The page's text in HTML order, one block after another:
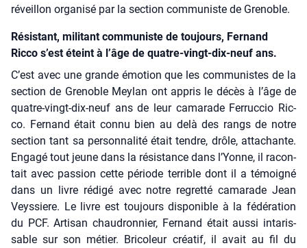
réveillon organisé par la section communiste de Grenoble.
Résistant, militant communiste de toujours, Fernand
Ricco s’est éteint à l’âge de quatre-vingt-dix-neuf ans.
C’est avec une grande émo­tion que les com­mu­nistes de la
sec­tion de Gre­noble Mey­lan ont appris le décès à l’âge de
quatre-vingt-dix-neuf ans de leur cama­rade Fer­ruc­cio Ric­
co. Fer­nand était connu bien au delà des rangs de notre
sec­tion tant sa per­son­na­li­té était tendre, drôle, atta­chante.
Enga­gé tout jeune dans la résis­tance dans l’Yonne, il racon­
tait avec pas­sion cette période ter­rible dont il a témoi­gné
dans un livre rédi­gé avec notre regret­té cama­rade Jean
Veys­siere. Le livre est tou­jours dis­po­nible à la fédé­ra­tion
du PCF. Arti­san chau­dron­nier, Fer­nand était aus­si inta­ris­
sable sur son métier. Bri­co­leur créa­tif, il avait au fil du